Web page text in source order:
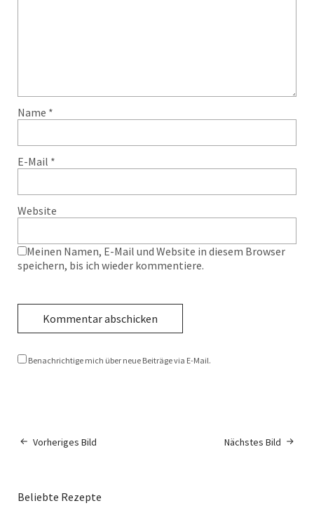
Name *
E-Mail *
Website
Meinen Namen, E-Mail und Website in diesem Browser
speichern, bis ich wieder kommentiere.
Benachrichtige mich über neue Beiträge via E-Mail.
Nächstes Bild
Vorheriges Bild
Beliebte Rezepte